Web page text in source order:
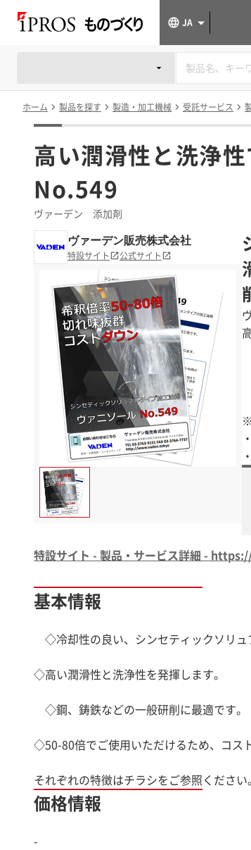
JA
ホーム 製品を探す 製造・加工機械 受託サービス
高い潤滑性と洗浄
No.549
ヴァーデン 添加剤
ヴァーデン販売株式会社
特設サイト 公式サイト
特設サイト - 製品・サービス詳細 -
基本情報
◇冷却性の良い、シンセティックソリュ
◇高い潤滑性と洗浄性を発揮します。
◇鋼、鋳鉄などの一般研削に最適です。
◇50-80倍でご使用いただけるため、コス
価格情報
-